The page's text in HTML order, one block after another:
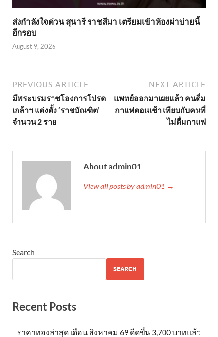
ส่งกำลังใจด่วน สุนารี ราชสีมา เตรียมเข้าห้องผ่าบ่ายนี้
อีกรอบ
August 9, 2026
PREVIOUS ARTICLE
มีพระบรมราชโองการโปรด
เกล้าฯ แต่งตั้ง ‘ราชบัณฑิต’
จำนวน 2 ราย
NEXT ARTICLE
แพทย์ออกมาเผยแล้ว คนดื่ม
กาแฟตอนเช้า เทียบกับคนที่
ไม่ดื่มกาแฟ
About admin01
View all posts by admin01 →
Search
SEARCH
Recent Posts
ราคาทองล่าสุด เดือน สิงหาคม 69 ดีดขึ้น 3,700 บาทแล้ว